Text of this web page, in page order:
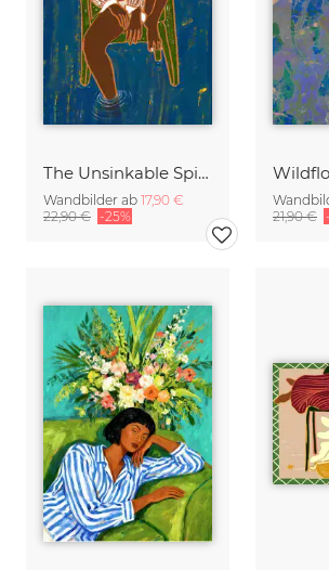
The Unsinkable Spirit
Wandbilder ab 17,90 €
22,90 € -25%
21,90 €